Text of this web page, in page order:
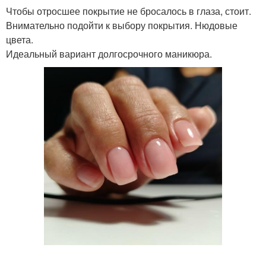
Чтобы отросшее покрытие не бросалось в глаза, стоит.
Внимательно подойти к выбору покрытия. Нюдовые
цвета.
Идеальный вариант долгосрочного маникюра.